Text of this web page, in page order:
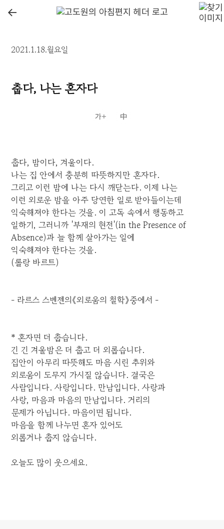
←
2021.1.18.월요일
춥다, 나는 혼자다
춥다, 밤이다, 겨울이다.
나는 집 안에서 충분히 따뜻하지만 혼자다.
그리고 이런 밤에 나는 다시 깨닫는다. 이제 나는
이런 외로운 밤을 아주 당연한 일로 받아들이는데
익숙해져야 한다는 것을. 이 고독 속에서 행동하고
일하기, 그러니까 '부재의 현전'(in the Presence of
Absence)과 늘 함께 살아가는 일에
익숙해져야 한다는 것을.
(롤랑 바르트)
- 라르스 스벤젠의《외로움의 철학》중에서 -
* 혼자면 더 춥습니다.
긴 긴 겨울밤은 더 춥고 더 외롭습니다.
집안이 아무리 따뜻해도 마음 시린 추위와
외로움이 도무지 가시질 않습니다. 결국은
사람입니다. 사랑입니다. 만남입니다. 사랑과
사랑, 마음과 마음의 만남입니다. 거리의
문제가 아닙니다. 마음이면 됩니다.
마음을 함께 나누면 혼자 있어도
외롭거나 춥지 않습니다.
오늘도 많이 웃으세요.